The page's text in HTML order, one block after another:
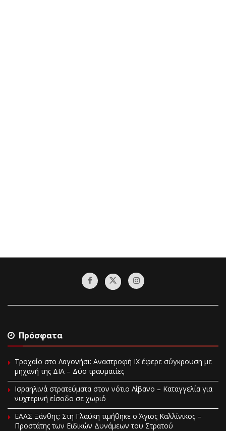
Πρόσφατα
Τροχαίο στο Λαγονήσι: Αναστροφή ΙΧ έφερε σύγκρουση με
μηχανή της ΔΙΑ – Δύο τραυματίες
Ισραηλινά στρατεύματα στον νότιο Λίβανο – Καταγγελία για
νυχτερινή είσοδο σε χωριό
EAAΣ Ξάνθης: Στη Γλαύκη τιμήθηκε ο Άγιος Καλλίνικος –
Προστάτης των Ειδικών Δυνάμεων του Στρατού